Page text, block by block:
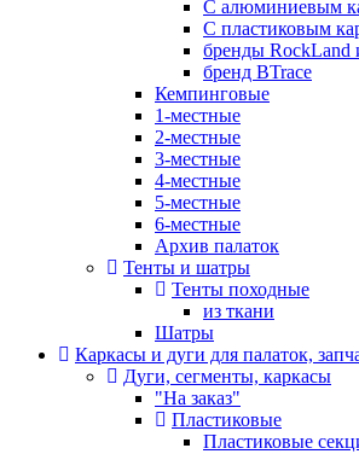
С алюминиевым
С пластиковым
бренды RockLand
бренд BTrace
Кемпинговые
1-местные
2-местные
3-местные
4-местные
5-местные
6-местные
Архив палаток
Тенты и шатры
Тенты походные
из ткани
Шатры
Каркасы и дуги для палаток,
Дуги, сегменты, каркасы
"На заказ"
Пластиковые
Пластиковые